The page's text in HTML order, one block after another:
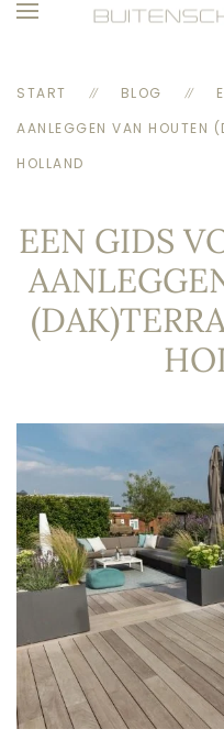
START BLOG
AANLEGGEN VAN HOUTEN
HOLLAND
EEN GIDS